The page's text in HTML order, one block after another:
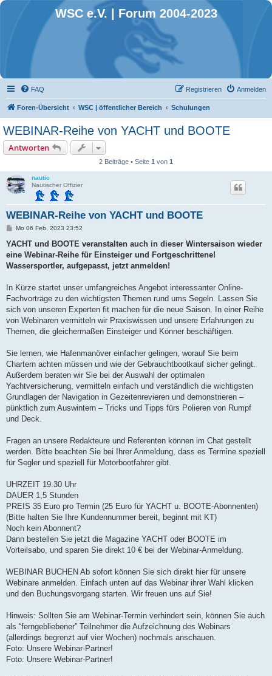
WSC e.V. | Forum 2004-2023
FAQ Anmelden
Registrieren
Foren-Übersicht WSC | öffentlicher Bereich Schulungen
WEBINAR-Reihe von YACHT und BOOTE
Antworten
2 Beiträge • Seite 1 von 1
nautic
Nautischer Offizier
WEBINAR-Reihe von YACHT und BOOTE
B
i
r
a
Mo 06 Feb, 2023 23:52
YACHT und BOOTE veranstalten auch in dieser Wintersaison wieder
eine Webinar-Reihe für Einsteiger und Fortgeschrittene!
Wassersportler, aufgepasst, jetzt anmelden!
In Kürze startet unser umfangreiches Angebot interessanter Online-
Fachvorträge zu den wichtigsten Themen rund ums Segeln. Lassen Sie
sich von unseren Experten fit machen für die neue Saison. In einer Reihe
von Webinaren vermitteln wir Praxiswissen und unsere Erfahrungen zu
Themen, die gleichermaßen Einsteiger und Könner beschäftigen.
Sie lernen, wie Hafenmanöver einfacher gelingen, worauf Sie beim
Chartern achten müssen und wie der Gebrauchtbootkauf sicher gelingt.
Außerdem beraten wir Sie bei der Auswahl der optimalen
Yachtversicherung, vermitteln einfach und verständlich die wichtigsten
Grundlagen der Navigation in Gezeitenrevieren und demonstrieren –
pünktlich zum Auswintern – Tricks und Tipps fürs Polieren von Rumpf
und Deck.
Fragen an unsere Redakteure und Referenten können im Chat gestellt
werden. Bitte beachten Sie bei Ihrer Anmeldung, dass es Termine speziell
für Segler und speziell für Motorbootfahrer gibt.
UHRZEIT 19.30 Uhr
DAUER 1,5 Stunden
PREIS 35 Euro pro Termin (25 Euro für YACHT u. BOOTE-Abonnenten)
(Bitte halten Sie Ihre Kundennummer bereit, beginnt mit KT)
Noch kein Abonnent?
Dann bestellen Sie jetzt die Magazine YACHT oder BOOTE im
Vorteilsabo, und sparen Sie direkt 10 € bei der Webinar-Anmeldung.
WEBINAR BUCHEN Ab sofort können Sie sich direkt hier für unsere
Webinare anmelden. Einfach unten auf das Webinar ihrer Wahl klicken
und den Buchungsvorgang starten. Wir freuen uns auf Sie!
Hinweis: Sollten Sie am Webinar-Termin verhindert sein, können Sie auch
als “ferngebliebener” Teilnehmer die Aufzeichnung des Webinars
(allerdings begrenzt auf vier Wochen) nochmals anschauen.
Foto: Unsere Webinar-Partner!
Foto: Unsere Webinar-Partner!